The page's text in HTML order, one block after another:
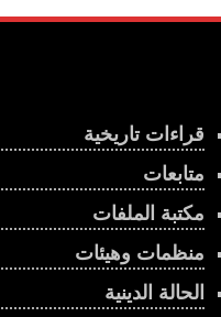
انتهاكات
قراءات تاريخية
متابعات
مكتبة الملفات
منظمات وهيئات
الحالة الدينية